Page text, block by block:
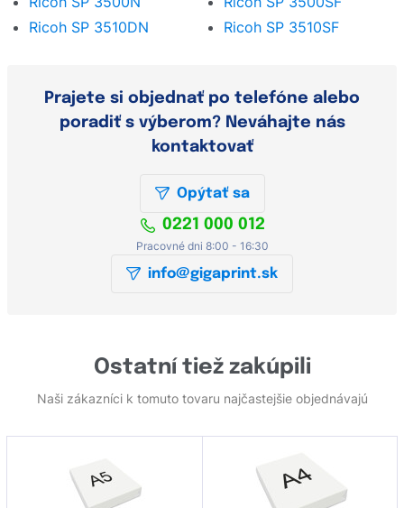
Hodnotenie e-shopu
Ricoh SP 3510DN
Ricoh SP 3510SF
Prajete si objednať po telefóne alebo
poradiť s výberom? Neváhajte nás
kontaktovať
Opýtať sa
0221 000 012
Pracovné dni 8:00 - 16:30
info@gigaprint.sk
Ostatní tiež zakúpili
Naši zákazníci k tomuto tovaru najčastejšie objednávajú